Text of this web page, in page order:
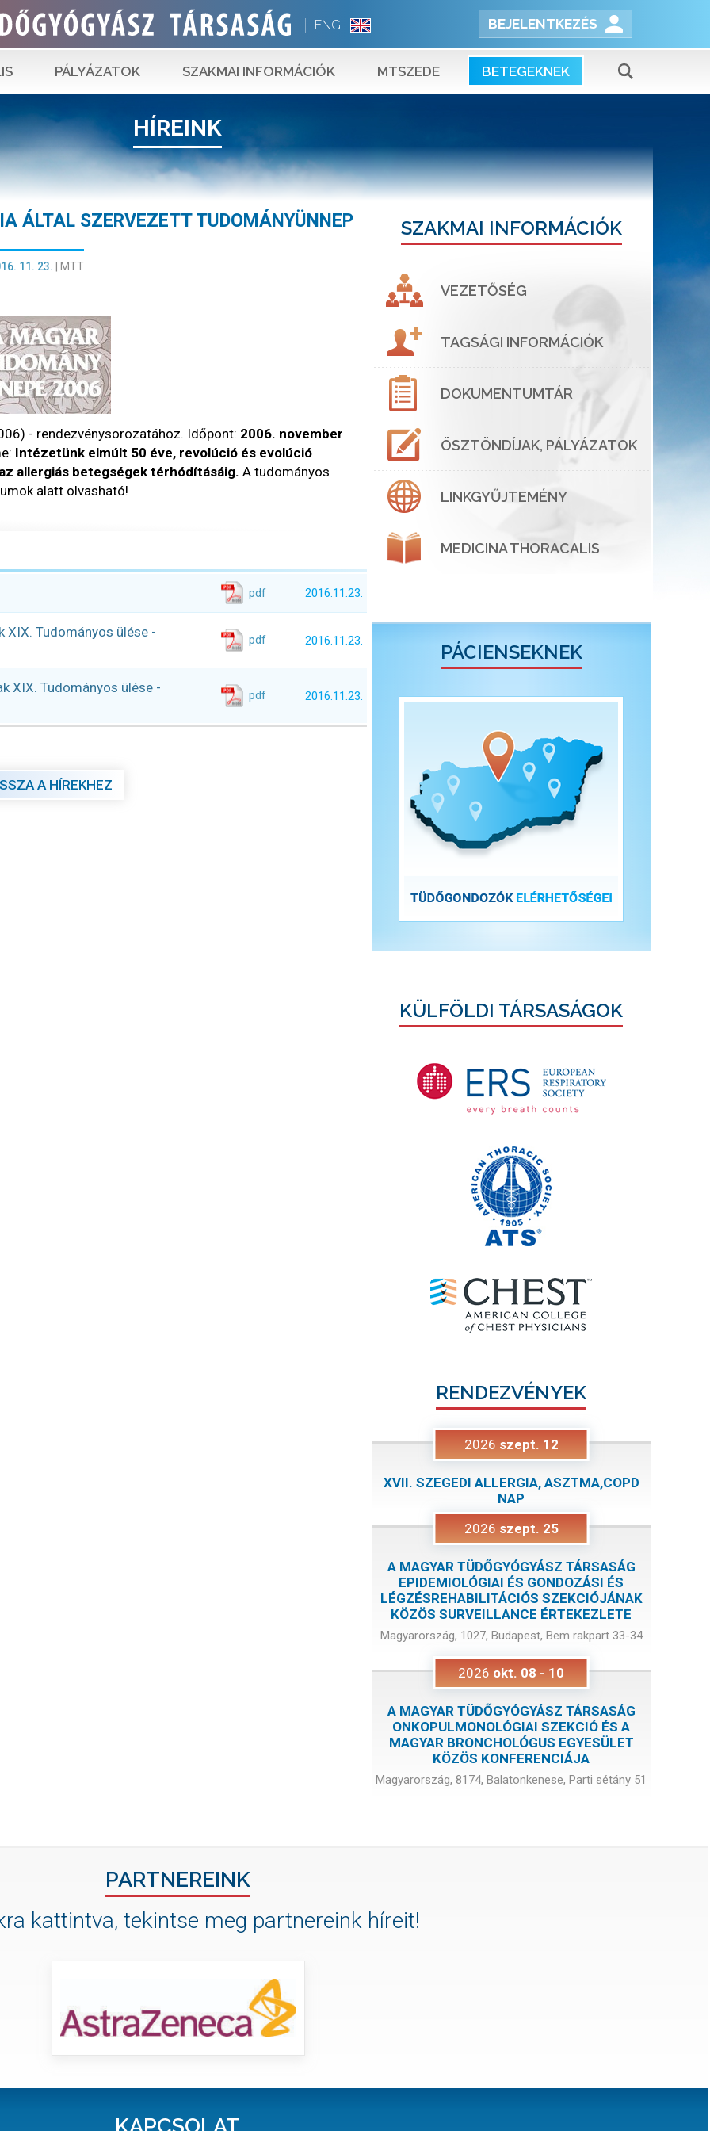
ENG BEJELENTKEZÉS
PÁLYÁZATOK SZAKMAI INFORMÁCIÓK MTSZEDE BETEGEKNEK
HÍREINK
ÁLTAL SZERVEZETT TUDOMÁNYÜNNEP
11. 23. MTT
- rendezvénysorozatához. Időpont: 2006. november
Intézetünk elmúlt 50 éve, revolúció és evolúció
allergiás betegségek térhódításáig. A tudományos
alatt olvasható!
pdf 2016.11.23.
XIX. Tudományos ülése - pdf 2016.11.23.
XIX. Tudományos ülése - pdf 2016.11.23.
A HÍREKHEZ
SZAKMAI INFORMÁCIÓK
VEZETŐSÉG
TAGSÁGI INFORMÁCIÓK
DOKUMENTUMTÁR
ÖSZTÖNDÍJAK, PÁLYÁZATOK
LINKGYŰJTEMÉNY
MEDICINA THORACALIS
PÁCIENSEKNEK
KÜLFÖLDI TÁRSASÁGOK
RENDEZVÉNYEK
2026 szept. 12
XVII. SZEGEDI ALLERGIA, ASZTMA,COPD
NAP
2026 szept. 25
A MAGYAR TÜDŐGYÓGYÁSZ TÁRSASÁG
EPIDEMIOLÓGIAI ÉS GONDOZÁSI ÉS
LÉGZÉSREHABILITÁCIÓS SZEKCIÓJÁNAK
KÖZÖS SURVEILLANCE ÉRTEKEZLETE
Magyarország, 1027, Budapest, Bem rakpart 33-34
2026 okt. 08 - 10
A MAGYAR TÜDŐGYÓGYÁSZ TÁRSASÁG
ONKOPULMONOLÓGIAI SZEKCIÓ ÉS A
MAGYAR BRONCHOLÓGUS EGYESÜLET
KÖZÖS KONFERENCIÁJA
Magyarország, 8174, Balatonkenese, Parti sétány 51
PARTNEREINK
kattintva, tekintse meg partnereink híreit!
KAPCSOLAT